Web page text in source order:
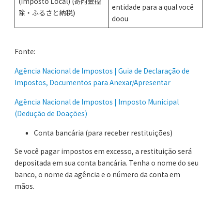
除・ふるさと納税)
entidade para a qual você
doou
Fonte:
Agência Nacional de Impostos | Guia de Declaração de
Impostos, Documentos para Anexar/Apresentar
Agência Nacional de Impostos | Imposto Municipal
(Dedução de Doações)
Conta bancária (para receber restituições)
Se você pagar impostos em excesso, a restituição será
depositada em sua conta bancária. Tenha o nome do seu
banco, o nome da agência e o número da conta em
mãos.